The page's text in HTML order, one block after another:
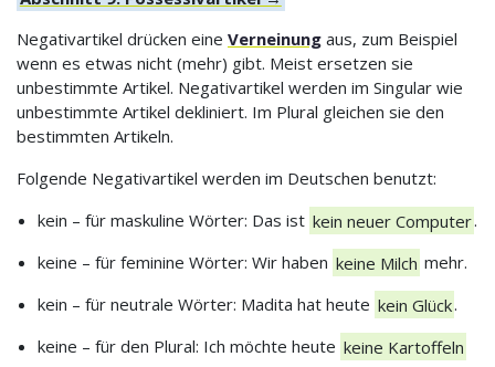
Negativartikel drücken eine Verneinung aus, zum Beispiel
wenn es etwas nicht (mehr) gibt. Meist ersetzen sie
unbestimmte Artikel. Negativartikel werden im Singular wie
unbestimmte Artikel dekliniert. Im Plural gleichen sie den
bestimmten Artikeln.
Folgende Negativartikel werden im Deutschen benutzt:
kein – für maskuline Wörter: Das ist kein neuer Computer.
keine – für feminine Wörter: Wir haben keine Milch mehr.
kein – für neutrale Wörter: Madita hat heute kein Glück.
keine – für den Plural: Ich möchte heute keine Kartoffeln